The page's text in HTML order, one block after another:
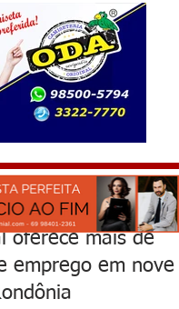
oferece mais de
emprego em nove